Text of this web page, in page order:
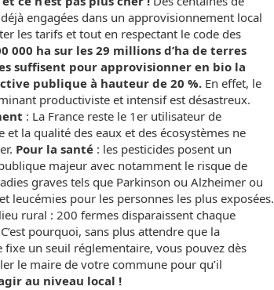
engagées dans un approvisionnement local
les tarifs et tout en respectant le code des
000 ha sur les 29 millions d’ha de terres
suffisent pour approvisionner en bio la
publique à hauteur de 20 %.En effet, le
productiviste et intensif est désastreux.
: La France reste le 1er utilisateur de
et la qualité des eaux et des écosystèmes ne
Pour la santé: les pesticides posent un
majeur avec notamment le risque de
graves tels que Parkinson ou Alzheimer ou
leucémies pour les personnes les plus exposées.
rural : 200 fermes disparaissent chaque
pourquoi, sans plus attendre que la
un seuil réglementaire, vous pouvez dès
le maire de votre commune pour qu’il
au niveau local !